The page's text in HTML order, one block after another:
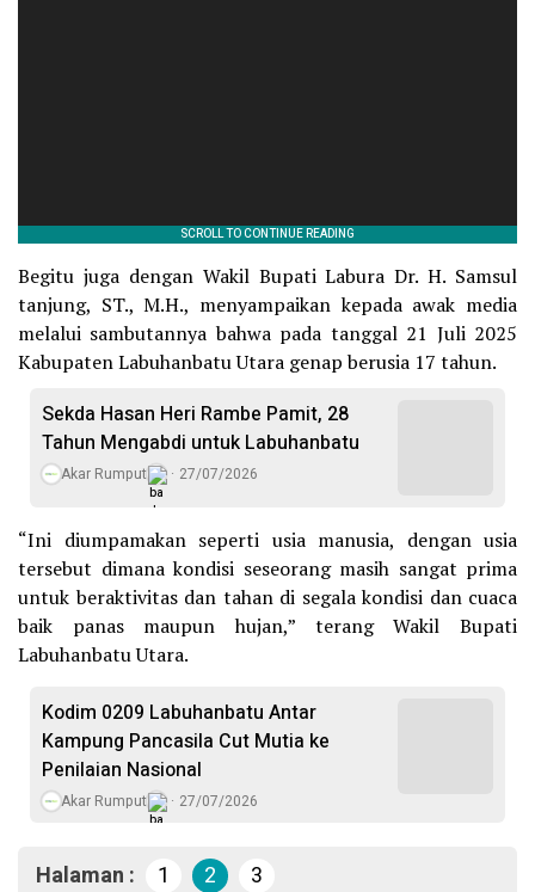
Begitu juga dengan Wakil Bupati Labura Dr. H. Samsul
tanjung, ST., M.H., menyampaikan kepada awak media
melalui sambutannya bahwa pada tanggal 21 Juli 2025
Kabupaten Labuhanbatu Utara genap berusia 17 tahun.
Sekda Hasan Heri Rambe Pamit, 28
Tahun Mengabdi untuk Labuhanbatu
Akar Rumput 27/07/2026
“Ini diumpamakan seperti usia manusia, dengan usia
tersebut dimana kondisi seseorang masih sangat prima
untuk beraktivitas dan tahan di segala kondisi dan cuaca
baik panas maupun hujan,” terang Wakil Bupati
Labuhanbatu Utara.
Kodim 0209 Labuhanbatu Antar
Kampung Pancasila Cut Mutia ke
Penilaian Nasional
Akar Rumput 27/07/2026
Halaman : 1 2 3